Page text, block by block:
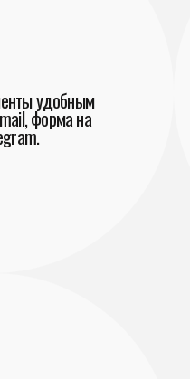
удобным
форма на